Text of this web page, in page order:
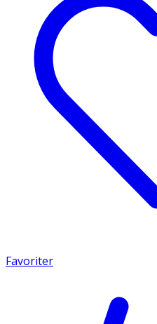
Favoriter